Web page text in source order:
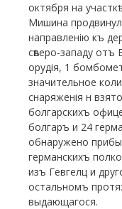
октября на
Мишина
направленію къ
сѣверо-западу
орудія, 1
значительное
снаряженія н
болгарскихъ
болгаръ и 24
обнаружено
германскихъ
изъ Гевгелц и
остальномъ
выдающагося.